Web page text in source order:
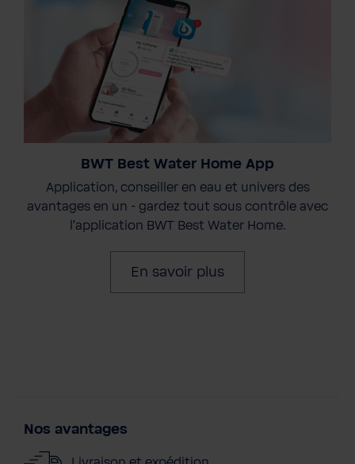
BWT Best Water Home App
Application, conseiller en eau et univers des
avantages en un - gardez tout sous contrôle avec
l'application BWT Best Water Home.
En savoir plus
Nos avantages